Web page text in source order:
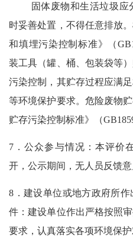
固体废物和生活垃圾应
时妥善处置，不得任意排放
和填埋污染控制标准》（
装工具（罐、桶、包装袋等
污染控制，其贮存过程应满
等环境保护要求。危险废物
贮存污染控制标准》（
7．公众参与情况：本评价
开，公示期间，无人员反馈意
8． 建设单位或地方政府所
件：建设单位作出严格按照
要求，认真落实各项环境保护